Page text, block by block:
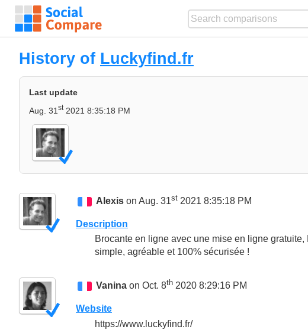
History of Luckyfind.fr
Last update
Aug. 31 st2021 8:35:18 PM
Alexis on Aug. 31st 2021 8:35:18 PM
Description
Brocante en ligne avec une mise en ligne
simple, agréable et 100% sécurisée !
Vanina on Oct. 8th 2020 8:29:16 PM
Website
https://www.luckyfind.fr/